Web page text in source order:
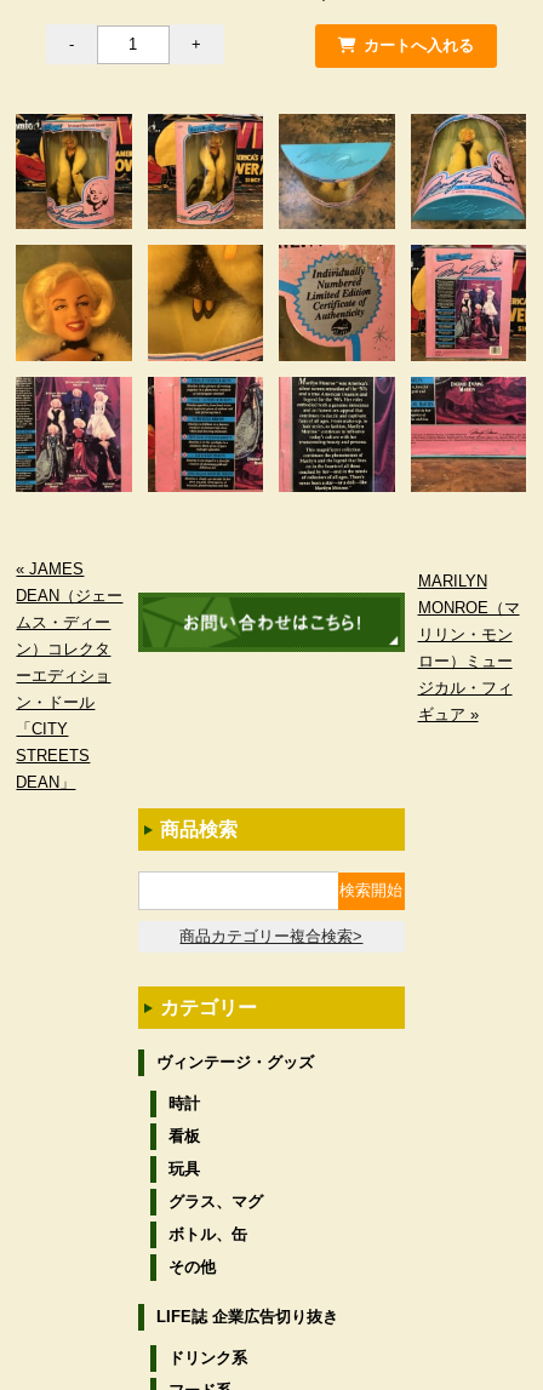
« JAMES
DEAN（ジェー
ムス・ディー
ン）コレクタ
ーエディショ
ン・ドール
「CITY
STREETS
DEAN」
MARILYN
MONROE（マ
リリン・モン
ロー）ミュー
ジカル・フィ
ギュア »
商品検索
商品カテゴリー複合検索>
カテゴリー
ヴィンテージ・グッズ
時計
看板
玩具
グラス、マグ
ボトル、缶
その他
LIFE誌 企業広告切り抜き
ドリンク系